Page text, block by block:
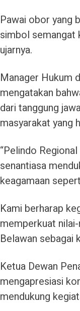
Pawai obor yang
simbol semangat
ujarnya.
Manager Hukum
mengatakan
dari tanggung
masyarakat yang
“Pelindo
senantiasa
keagamaan
Kami berharap
memperkuat
Belawan sebagai
Ketua Dewan
mengapresiasi
mendukung